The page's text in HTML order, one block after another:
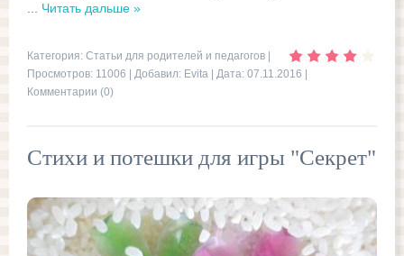
Читать дальше »
Категория: Статьи для родителей и педагогов
Просмотров: 11006 | Добавил: Evita | Дата: 07.11.2016
Комментарии (0)
Стихи и потешки для игры "Секрет"